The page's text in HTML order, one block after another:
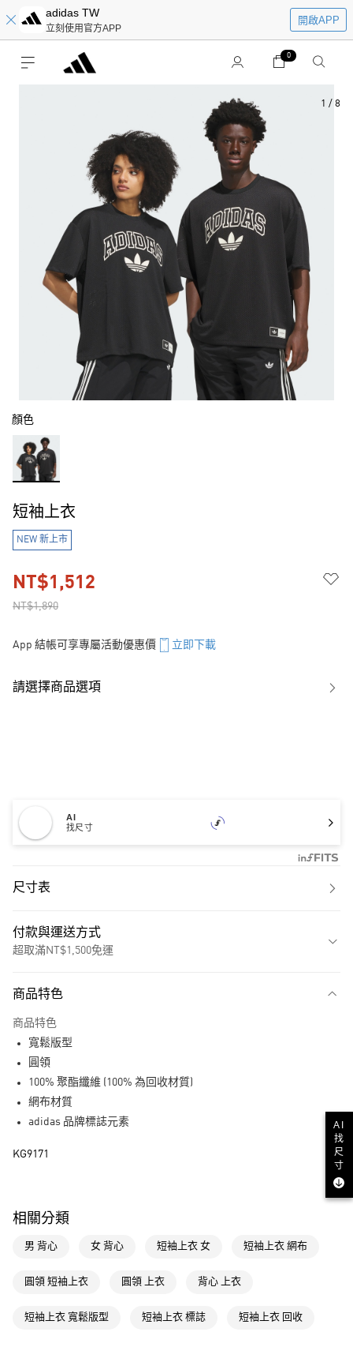
adidas TW
立刻使用官方APP
開啟APP
0
1 / 8
顏色
短袖上衣
NEW 新上市
NT$1,890
NT$1,512
App 結帳可享專屬活動優惠價 立即下載
請選擇商品選項
AI
找尺寸
尺寸表
付款與運送方式
超取滿NT$1,500免運
LINE Pay
全家取貨付款
付款後全家取貨
每筆NT$80，滿NT$1,500(含以上)免運費
付款後萊爾富取貨
商品特色
商品特色
寬鬆版型
圓領
100% 聚酯纖維 (100% 為回收材質)
網布材質
adidas 品牌標誌元素
KG9171
相關分類
男 背心 女 背心 短袖上衣 女 短袖上衣 網布
圓領 短袖上衣 圓領 上衣 背心 上衣
短袖上衣 寬鬆版型 短袖上衣 標誌 短袖上衣 回收
AI
找
尺
寸